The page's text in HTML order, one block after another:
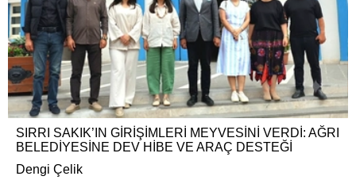
SIRRI SAKIK’IN GİRİŞİMLERİ MEYVESİNİ VERDİ: AĞRI
BELEDİYESİNE DEV HİBE VE ARAÇ DESTEĞİ
Dengi Çelik